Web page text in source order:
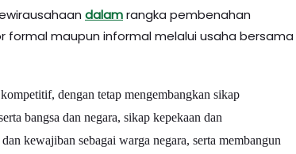
dalamrangka pembenahan
maupun informal melalui usaha bersama
dengan tetap mengembangkan sikap
bangsa dan negara, sikap kepekaan dan
kewajiban sebagai warga negara, serta membangun